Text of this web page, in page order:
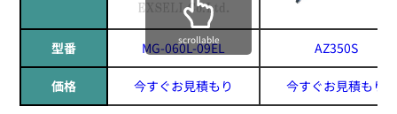
型番 MG-060L-09EL AZ350S
価格 今すぐお見積もり 今すぐお見積もり
scrollable